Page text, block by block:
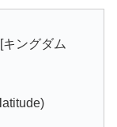
ングダム